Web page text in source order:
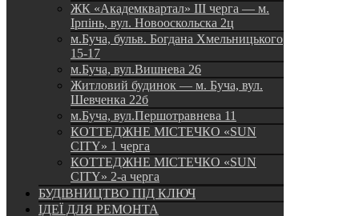
ЖК «Академквартал» III черга — м.
Ірпінь, вул. Новооскольска 2ц
м.Буча, бульв. Богдана Хмельницького
15-17
м.Буча, вул.Вишнева 26
Житловий будинок — м. Буча, вул.
Шевченка 22б
м.Буча, вул.Першотравнева 11
КОТТЕДЖНЕ МІСТЕЧКО «SUN
CITY» 1 черга
КОТТЕДЖНЕ МІСТЕЧКО «SUN
CITY» 2-а черга
БУДІВНИЦТВО ПІД КЛЮЧ
ІДЕЇ ДЛЯ РЕМОНТА